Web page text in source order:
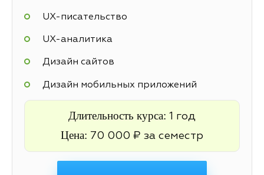
UX-писательство
UX-аналитика
Дизайн сайтов
Дизайн мобильных приложений
Длительность курса: 1 год
Цена: 70 000 ₽ за семестр